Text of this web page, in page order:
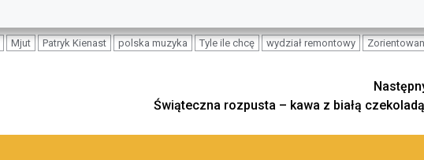
Mjut Patryk Kienast polska muzyka Tyle ile chcę wydział remontowy
Świąteczna rozpusta – kawa z białą